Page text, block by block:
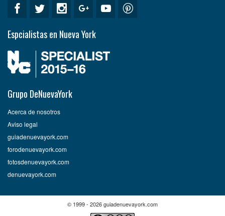
Espcialistas en Nueva York
Grupo DeNuevaYork
Acerca de nosotros
Aviso legal
guiadenuevayork.com
forodenuevayork.com
fotosdenuevayork.com
denuevayork.com
© 1999 - 2026 guiadenuevayork.com